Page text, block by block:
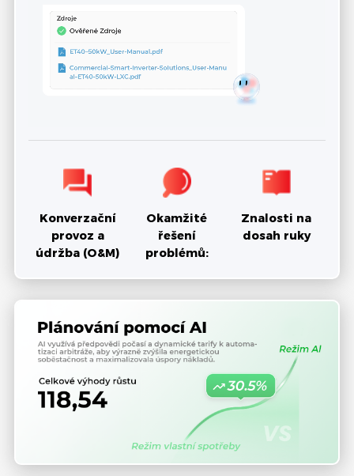
Konverzační
provoz a
údržba (O&M)
Okamžité
řešení
problémů:
Znalosti na
dosah ruky